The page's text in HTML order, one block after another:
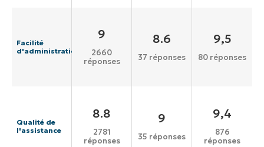
Facilité
d'administration
9
2660
réponses
8.6
37 réponses
9,5
80 réponses
Qualité de
l'assistance
8.8
2781
réponses
9
35 réponses
9,4
876
réponses